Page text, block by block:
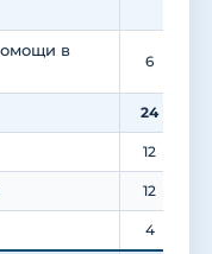
в
6
24
12
12
4